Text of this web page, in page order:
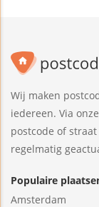
Wij maken
iedereen. Via
postcode of
regelmatig
Populaire
Amsterdam